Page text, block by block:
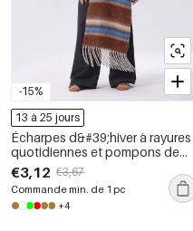
-15%
13 à 25 jours
Écharpes d&#39;hiver à rayures
quotidiennes et pompons de
couleur assortie, collection
Simple Series
€3,12 €3,67
Commande min. de 1 pc
+4